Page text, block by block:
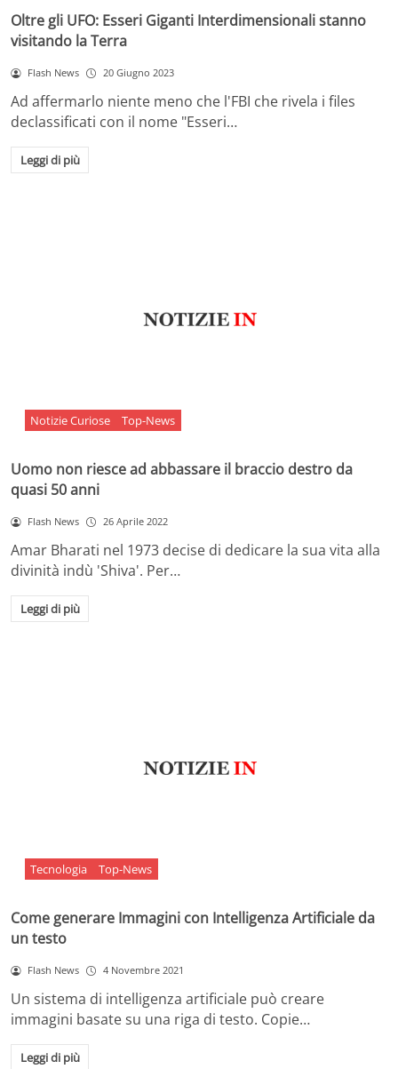
Oltre gli UFO: Esseri Giganti Interdimensionali stanno
visitando la Terra
Flash News 20 Giugno 2023
Ad affermarlo niente meno che l'FBI che rivela i files
declassificati con il nome "Esseri…
Leggi di più
Notizie Curiose Top-News
Uomo non riesce ad abbassare il braccio destro da
quasi 50 anni
Flash News 26 Aprile 2022
Amar Bharati nel 1973 decise di dedicare la sua vita alla
divinità indù 'Shiva'. Per…
Leggi di più
Tecnologia Top-News
Come generare Immagini con Intelligenza Artificiale da
un testo
Flash News 4 Novembre 2021
Un sistema di intelligenza artificiale può creare
immagini basate su una riga di testo. Copie…
Leggi di più